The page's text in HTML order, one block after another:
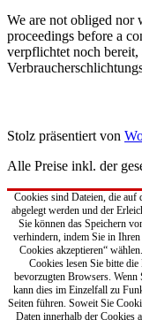
We are not obliged nor
proceedings before a
verpflichtet noch
Stolz präsentiert von
Alle Preise inkl. der
Cookies sind Dateien, die auf
abgelegt werden und der
Sie können das Speichern
verhindern, indem Sie in
Cookies akzeptieren“
Cookies lesen Sie bitte
bevorzugten Browsers. Wenn
kann dies im Einzelfall zu
Seiten führen. Soweit Sie
Daten innerhalb der Cookies